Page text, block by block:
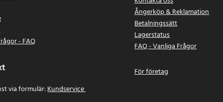
- FAQ
via formulär:Kundservice
Ångerköp & Reklamation
Betalningssätt
Lagerstatus
FAQ - Vanliga Frågor
För företag